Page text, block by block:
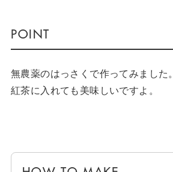
無農薬のはっさくで作ってみました。
紅茶に入れても美味しいですよ。